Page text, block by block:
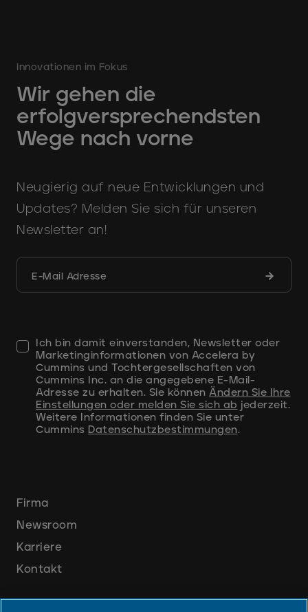
Innovationen im Fokus
Wir gehen die
erfolgversprechendsten
Wege nach vorne
Neugierig auf neue Entwicklungen und
Updates? Melden Sie sich für unseren
Newsletter an!
E-Mail Adresse
Formular
Ich bin damit einverstanden, Newsletter oder
Marketinginformationen von Accelera by
Cummins und Tochtergesellschaften von
Cummins Inc. an die angegebene E-Mail-
Adresse zu erhalten. Sie können Ändern Sie Ihre
Einstellungen oder melden Sie sich ab jederzeit.
Weitere Informationen finden Sie unter
Cummins Datenschutzbestimmungen.
Firma
Newsroom
Karriere
Kontakt